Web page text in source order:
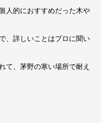
人的におすすめだった木や
、詳しいことはプロに聞い
て、茅野の寒い場所で耐え